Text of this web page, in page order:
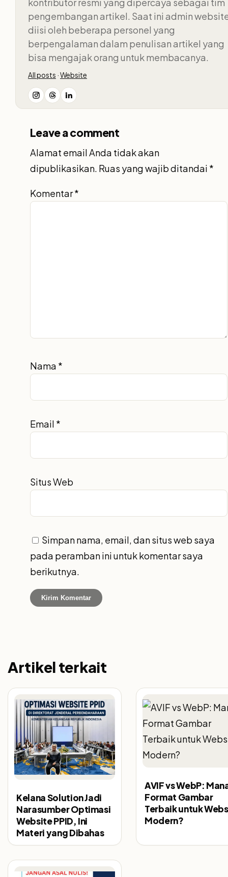
kontributor resmi yang dipercaya sebagai tim
pengembangan artikel. Saat ini admin
diisi oleh beberapa personel yang
berpengalaman dalam penulisan artikel yang
bisa mengajak orang untuk membacanya.
All posts ·Website
Leave a comment
Alamat email Anda tidak akan
dipublikasikan. Ruas yang wajib ditandai *
Komentar*
Nama *
Email *
Situs Web
Simpan nama, email, dan situs web saya
pada peramban ini untuk komentar saya
berikutnya.
Artikel terkait
Kelana Solution Jadi
Narasumber Optimasi
Website PPID, Ini
Materi yang Dibahas
AVIF vs WebP:
Format Gambar
Terbaik untuk
Modern?